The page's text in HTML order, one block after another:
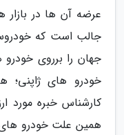
عرضه آن ها در
جالب است که
جهان را برروی
خودرو های
کارشناس خبره مورد
همین علت خودرو های